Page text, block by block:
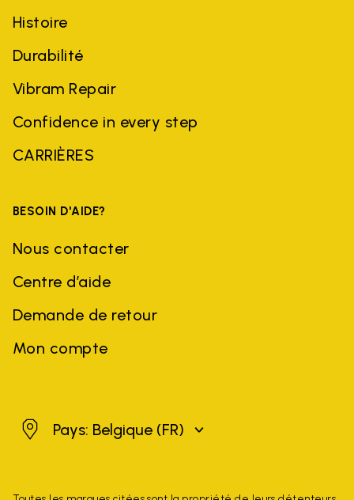
Histoire
Durabilité
Vibram Repair
Confidence in every step
CARRIÈRES
BESOIN D'AIDE?
Nous contacter
Centre d’aide
Demande de retour
Mon compte
BelgiquePays: Belgique (FR)